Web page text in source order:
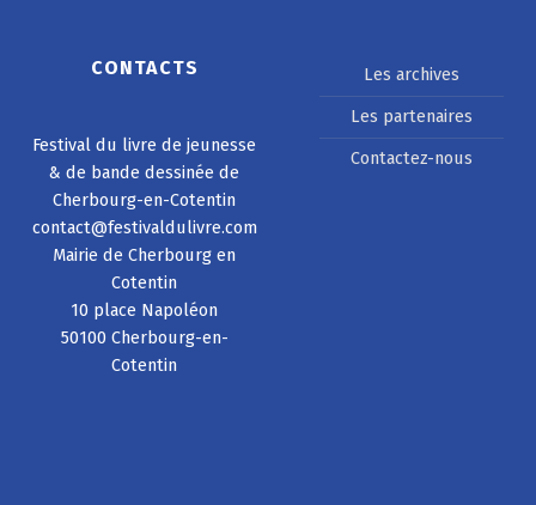
CONTACTS
Festival du livre de jeunesse
& de bande dessinée de
Cherbourg-en-Cotentin
contact@festivaldulivre.com
Mairie de Cherbourg en
Cotentin
10 place Napoléon
50100 Cherbourg-en-
Cotentin
Les archives
Les partenaires
Contactez-nous